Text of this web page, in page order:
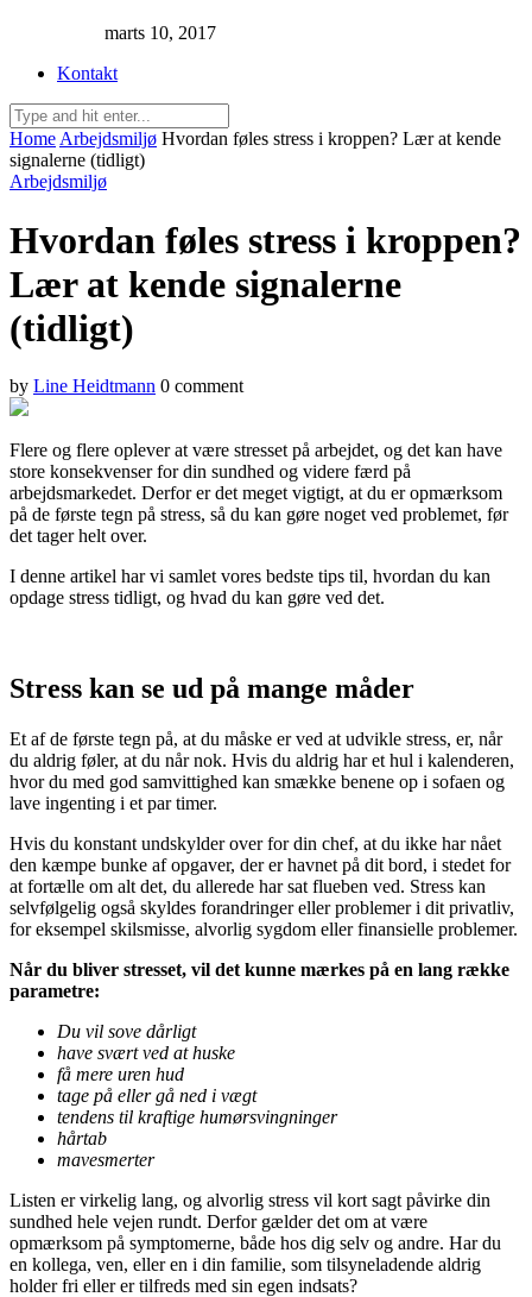
marts 10, 2017
Kontakt
Home Arbejdsmiljø Hvordan føles stress i kroppen? Lær at kende
signalerne (tidligt)
Arbejdsmiljø
Hvordan føles stress i kroppen?
Lær at kende signalerne
(tidligt)
by Line Heidtmann 0 comment
Flere og flere oplever at være stresset på arbejdet, og det kan have
store konsekvenser for din sundhed og videre færd på
arbejdsmarkedet. Derfor er det meget vigtigt, at du er opmærksom
på de første tegn på stress, så du kan gøre noget ved problemet, før
det tager helt over.
I denne artikel har vi samlet vores bedste tips til, hvordan du kan
opdage stress tidligt, og hvad du kan gøre ved det.
Stress kan se ud på mange måder
Et af de første tegn på, at du måske er ved at udvikle stress, er, når
du aldrig føler, at du når nok. Hvis du aldrig har et hul i kalenderen,
hvor du med god samvittighed kan smække benene op i sofaen og
lave ingenting i et par timer.
Hvis du konstant undskylder over for din chef, at du ikke har nået
den kæmpe bunke af opgaver, der er havnet på dit bord, i stedet for
at fortælle om alt det, du allerede har sat flueben ved. Stress kan
selvfølgelig også skyldes forandringer eller problemer i dit privatliv,
for eksempel skilsmisse, alvorlig sygdom eller finansielle problemer.
Når du bliver stresset, vil det kunne mærkes på en lang række
parametre:
Du vil sove dårligt
have svært ved at huske
få mere uren hud
tage på eller gå ned i vægt
tendens til kraftige humørsvingninger
hårtab
mavesmerter
Listen er virkelig lang, og alvorlig stress vil kort sagt påvirke din
sundhed hele vejen rundt. Derfor gælder det om at være
opmærksom på symptomerne, både hos dig selv og andre. Har du
en kollega, ven, eller en i din familie, som tilsyneladende aldrig
holder fri eller er tilfreds med sin egen indsats?